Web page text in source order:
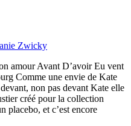
Zwicky
amour Avant D’avoir Eu vent
Comme une envie de Kate
non pas devant Kate elle
créé pour la collection
placebo, et c’est encore